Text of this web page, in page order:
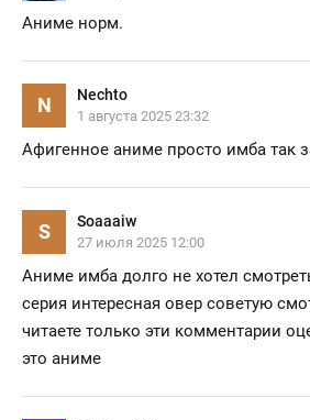
Аниме норм.
N Nechto
1 августа 2025 23:32
Афигенное аниме просто имба так
S Soaaaiw
27 июля 2025 12:00
Аниме имба долго не хотел
серия интересная овер советую
читаете только эти комментарии
это аниме